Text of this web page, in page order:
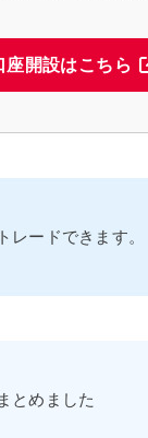
座開設はこちら
ードできます。
とめました